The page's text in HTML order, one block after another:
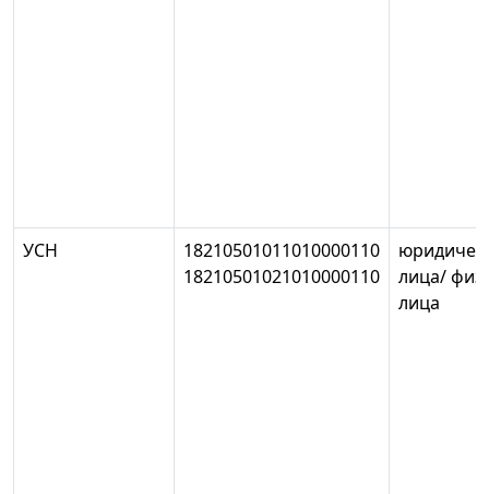
УСН
18210501011010000110
18210501021010000110
лица/
лица